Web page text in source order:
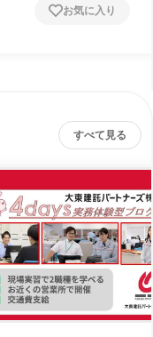
お気に入り
すべて見る